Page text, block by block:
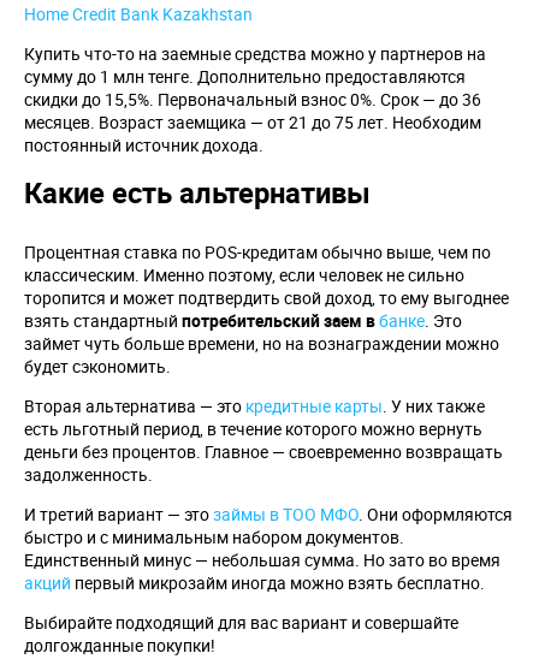
Home Credit Bank Kazakhstan
Купить что-то на заемные средства можно у партнеров на
сумму до 1 млн тенге. Дополнительно предоставляются
скидки до 15,5%. Первоначальный взнос 0%. Срок — до 36
месяцев. Возраст заемщика — от 21 до 75 лет. Необходим
постоянный источник дохода.
Какие есть альтернативы
Процентная ставка по POS-кредитам обычно выше, чем по
классическим. Именно поэтому, если человек не сильно
торопится и может подтвердить свой доход, то ему выгоднее
взять стандартный потребительский заем вбанке. Это
займет чуть больше времени, но на вознаграждении можно
будет сэкономить.
Вторая альтернатива — это кредитные карты. У них также
есть льготный период, в течение которого можно вернуть
деньги без процентов. Главное — своевременно возвращать
задолженность.
И третий вариант — этозаймы в ТОО МФО. Они оформляются
быстро и с минимальным набором документов.
Единственный минус — небольшая сумма. Но зато во время
акций первый микрозайм иногда можно взять бесплатно.
Выбирайте подходящий для вас вариант и совершайте
долгожданные покупки!